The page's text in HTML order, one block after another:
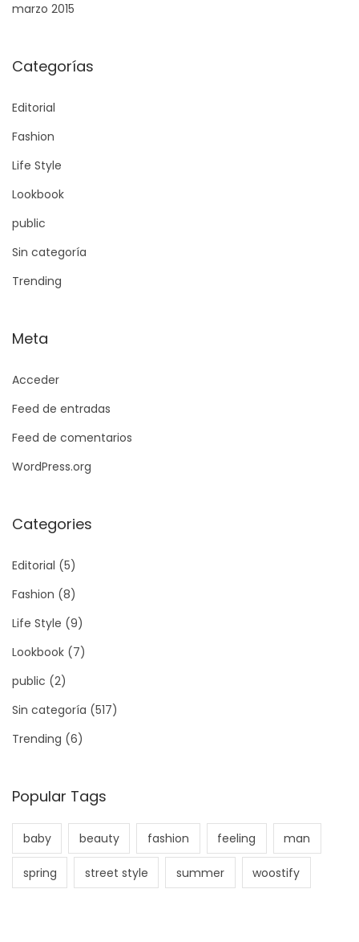
marzo 2015
Categorías
Editorial
Fashion
Life Style
Lookbook
public
Sin categoría
Trending
Meta
Acceder
Feed de entradas
Feed de comentarios
WordPress.org
Categories
Editorial (5)
Fashion (8)
Life Style (9)
Lookbook (7)
public (2)
Sin categoría (517)
Trending (6)
Popular Tags
baby beauty fashion feeling man
spring street style summer woostify